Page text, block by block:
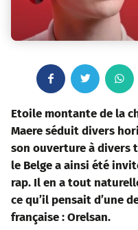
c
e
o
i
t
e
W
a
t
s
Etoile montante de la
Maere séduit divers
son ouverture à divers
le Belge a ainsi été
rap. Il en a tout
ce qu’il pensait d’une
française : Orelsan.